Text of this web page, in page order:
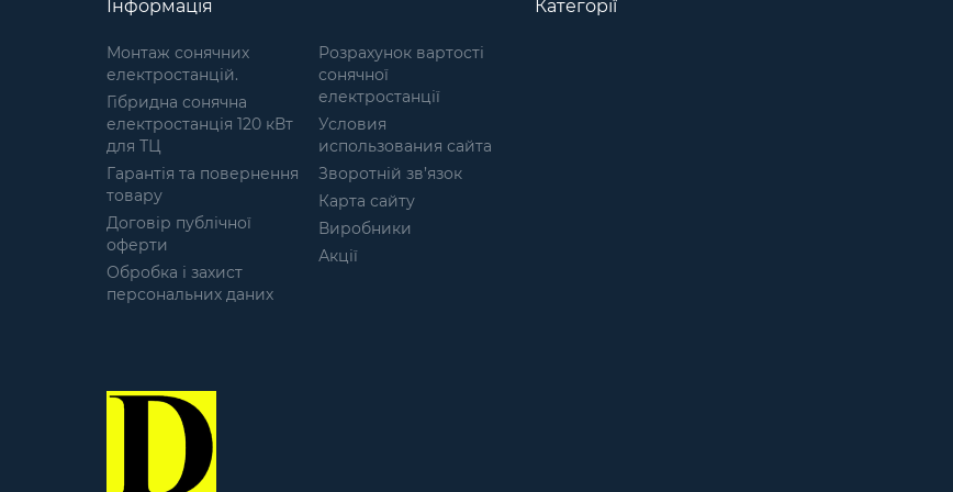
разом із вами. Розумний
захист (Мембрана): Тканина
має водовідштовхувальне
покриття (до 3000 мм вод. ст.)
та мембранну структуру. Ви
залишаєтесь сухими під
невеликим дощем, а зайва
волога (піт) ефективно
виводиться назовні.
Анатомічна фіксація:
Спеціальні еластичні вставки
(гумки) під коліном та по низу
штанин забезпечують щільне
прилягання. Це запобігає
ТОП-рівня: Зони колін та
сидіння посилені додатковим
шаром тканини, що гарантує
довговічність навіть при
інтенсивній експлуатації в
Інформація
Монтаж сонячних
електростанцій.
Гібридна сонячна
електростанція 120 кВт
для ТЦ
Гарантія та повернення
товару
Договір публічної
оферти
Обробка і захист
персональних даних
Розрахунок вартості
сонячної
електростанції
Условия
использования сайта
Зворотній зв’язок
Карта сайту
Виробники
Акції
Категорії